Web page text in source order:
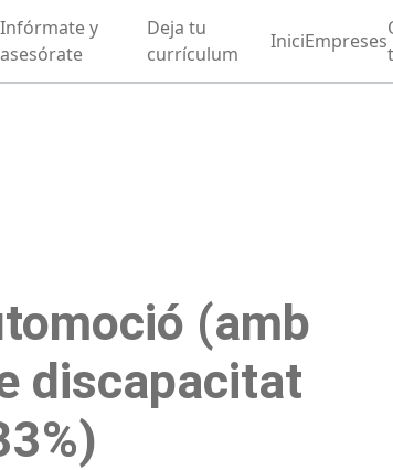
Infórmate y
asesórate
Deja tu
currículum
IniciEmpreses
(amb
discapacitat